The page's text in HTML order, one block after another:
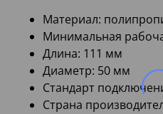
Материал:
Минимальная
Длина: 111 мм
Диаметр: 50 мм
Стандарт
Страна